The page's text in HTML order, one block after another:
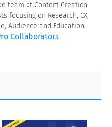
team of Content Creation
focusing on Research, CX,
Audience and Education.
Collaborators